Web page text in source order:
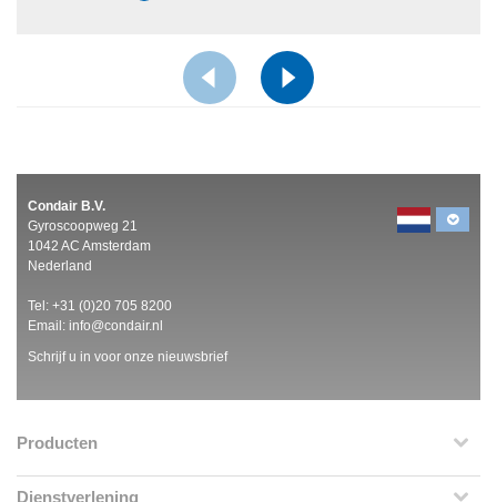
Condair B.V.
Gyroscoopweg 21
1042 AC Amsterdam
Nederland
Tel: +31 (0)20 705 8200
Email: info@condair.nl
Schrijf u in voor onze nieuwsbrief
Producten
Dienstverlening